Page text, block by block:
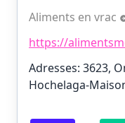
Aliments en vrac
https://
Adresses: 3623,
Hochelaga-